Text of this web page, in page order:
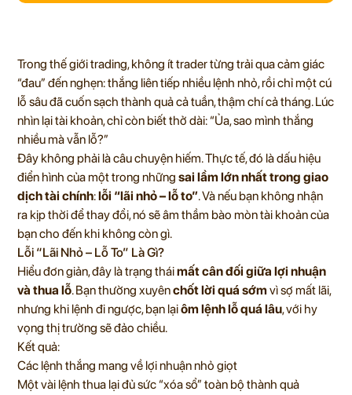
Trong thế giới trading, không ít trader từng trải qua cảm giác
“đau” đến nghẹn: thắng liên tiếp nhiều lệnh nhỏ, rồi chỉ một cú
lỗ sâu đã cuốn sạch thành quả cả tuần, thậm chí cả tháng. Lúc
nhìn lại tài khoản, chỉ còn biết thở dài: “Ủa, sao mình thắng
nhiều mà vẫn lỗ?”
Đây không phải là câu chuyện hiếm. Thực tế, đó là dấu hiệu
điển hình của một trong những sai lầm lớn nhất trong giao
dịch tài chính:lỗi “lãi nhỏ – lỗ to”. Và nếu bạn không nhận
ra kịp thời để thay đổi, nó sẽ âm thầm bào mòn tài khoản của
bạn cho đến khi không còn gì.
Lỗi “Lãi Nhỏ – Lỗ To” Là Gì?
Hiểu đơn giản, đây là trạng tháimất cân đối giữa lợi nhuận
và thua lỗ. Bạn thường xuyênchốt lời quá sớmvì sợ mất lãi,
nhưng khi lệnh đi ngược, bạn lạiôm lệnh lỗ quá lâu, với hy
vọng thị trường sẽ đảo chiều.
Kết quả:
Các lệnh thắng mang về lợi nhuận nhỏ giọt
Một vài lệnh thua lại đủ sức “xóa sổ” toàn bộ thành quả